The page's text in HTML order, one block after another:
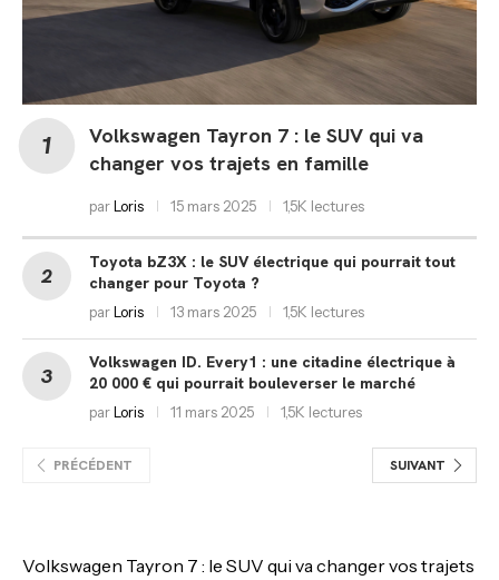
Volkswagen Tayron 7 : le SUV qui va
changer vos trajets en famille
parLoris 15 mars 2025 1,5K lectures
Toyota bZ3X : le SUV électrique qui pourrait tout
changer pour Toyota ?
parLoris 13 mars 2025 1,5K lectures
Volkswagen ID. Every1 : une citadine électrique à
20 000 € qui pourrait bouleverser le marché
parLoris 11 mars 2025 1,5K lectures
PRÉCÉDENT SUIVANT
Volkswagen Tayron 7 : le SUV qui va changer vos trajets